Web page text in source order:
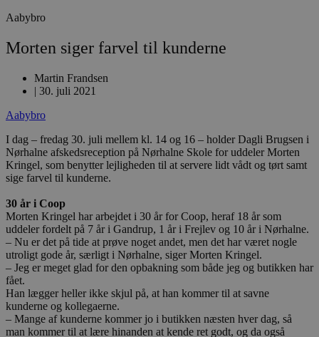
Aabybro
Morten siger farvel til kunderne
Martin Frandsen
| 30. juli 2021
Aabybro
I dag – fredag 30. juli mellem kl. 14 og 16 – holder Dagli Brugsen i
Nørhalne afskedsreception på Nørhalne Skole for uddeler Morten
Kringel, som benytter lejligheden til at servere lidt vådt og tørt samt
sige farvel til kunderne.
30 år i Coop
Morten Kringel har arbejdet i 30 år for Coop, heraf 18 år som
uddeler fordelt på 7 år i Gandrup, 1 år i Frejlev og 10 år i Nørhalne.
– Nu er det på tide at prøve noget andet, men det har været nogle
utroligt gode år, særligt i Nørhalne, siger Morten Kringel.
– Jeg er meget glad for den opbakning som både jeg og butikken har
fået.
Han lægger heller ikke skjul på, at han kommer til at savne
kunderne og kollegaerne.
– Mange af kunderne kommer jo i butikken næsten hver dag, så
man kommer til at lære hinanden at kende ret godt, og da også